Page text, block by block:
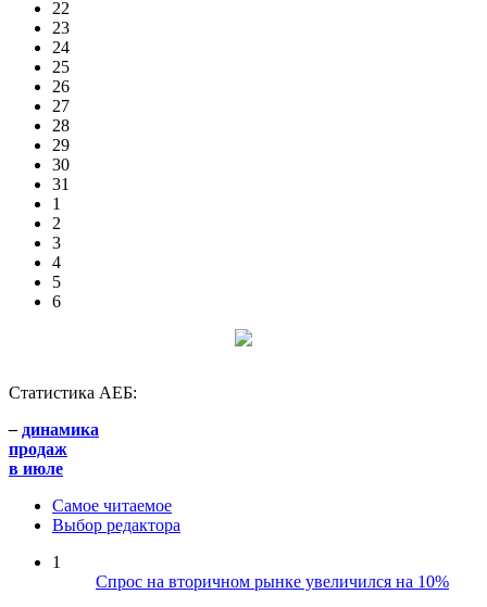
22
23
24
25
26
27
28
29
30
31
1
2
3
4
5
6
Статистика АЕБ:
– динамика
продаж
в июле
Самое читаемое
Выбор редактора
1
Спрос на вторичном рынке увеличился на 10%